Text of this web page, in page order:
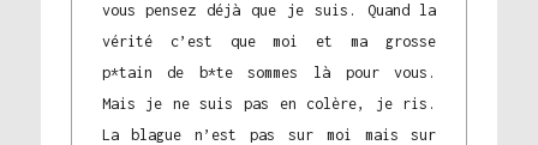
vous pensez déjà que je suis. Quand la
vérité c’est que moi et ma grosse
p*tain de b*te sommes là pour vous.
Mais je ne suis pas en colère, je ris.
La blague n’est pas sur moi mais sur